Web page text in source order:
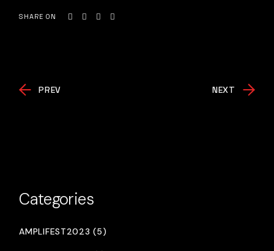
SHARE ON
PREV NEXT
Categories
AMPLIFEST2023 (5)